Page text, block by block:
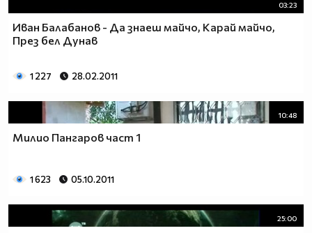
03:23
Иван Балабанов - Да знаеш майчо, Карай майчо,
През бел Дунав
1 227 28.02.2011
10:48
Милио Пангаров част 1
1 623 05.10.2011
25:00